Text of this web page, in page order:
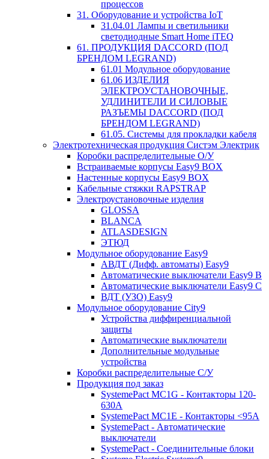
процессов
31. Оборудование и устройства IoT
31.04.01 Лампы и светильники
светодиодные Smart Home iTEQ
61. ПРОДУКЦИЯ DACCORD (ПОД
БРЕНДОМ LEGRAND)
61.01 Модульное оборудование
61.06 ИЗДЕЛИЯ
ЭЛЕКТРОУСТАНОВОЧНЫЕ,
УДЛИНИТЕЛИ И СИЛОВЫЕ
РАЗЪЕМЫ DACCORD (ПОД
БРЕНДОМ LEGRAND)
61.05. Системы для прокладки кабеля
Электротехническая продукция Систэм Электрик
Коробки распределительные О/У
Встраиваемые корпусы Easy9 BOX
Настенные корпусы Easy9 BOX
Кабельные стяжки RAPSTRAP
Электроустановочные изделия
GLOSSA
BLANCA
ATLASDESIGN
ЭТЮД
Модульное оборудование Easy9
АВДТ (Дифф. автоматы) Easy9
Автоматические выключатели Easy9 В
Автоматические выключатели Easy9 С
ВДТ (УЗО) Easy9
Модульное оборудование City9
Устройства диффиренциальной
защиты
Автоматические выключатели
Дополнительные модульные
устройства
Коробки распределительные C/У
Продукция под заказ
SystemePact MC1G - Контакторы 120-
630A
SystemePact MC1E - Контакторы <95A
SystemePact - Автоматические
выключатели
SystemePact - Соединительные блоки